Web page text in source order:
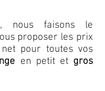
nous faisons le
proposer les prix
pour toutes vos
en petit et gros